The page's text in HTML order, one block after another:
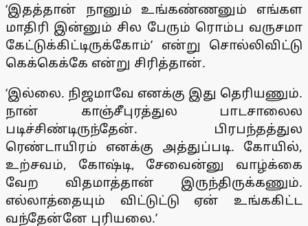
‘இதத்தான் நானும் உங்கண்ணனும் எங்கள
மாதிரி இன்னும் சில பேரும் ரொம்ப வருசமா
கேட்டுக்கிட்டிருக்கோம்’ என்று சொல்லிவிட்டு
கெக்கெக்கே என்று சிரித்தான்.
‘இல்லை. நிஜமாவே எனக்கு இது தெரியணும்.
நான் காஞ்சீபுரத்துல பாடசாலைல
படிச்சிண்டிருந்தேன். பிரபந்தத்துல
ரெண்டாயிரம் எனக்கு அத்துப்படி. கோயில்,
உற்சவம், கோஷ்டி, சேவைன்னு வாழ்க்கை
வேற விதமாத்தான் இருந்திருக்கணும்.
எல்லாத்தையும் விட்டுட்டு ஏன் உங்ககிட்ட
வந்தேன்னே புரியலை.’